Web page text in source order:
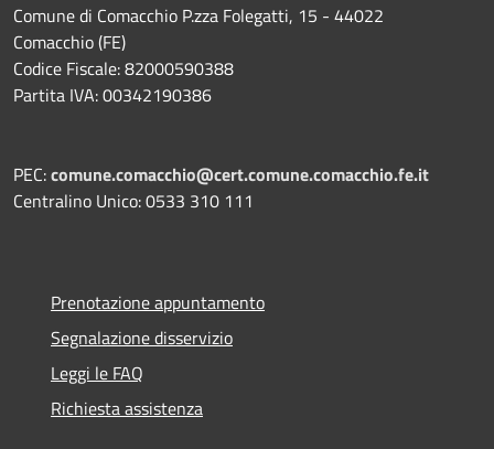
Comune di Comacchio P.zza Folegatti, 15 - 44022
Comacchio (FE)
Codice Fiscale: 82000590388
Partita IVA: 00342190386
PEC:comune.comacchio@cert.comune.comacchio.fe.it
Centralino Unico: 0533 310 111
Prenotazione appuntamento
Segnalazione disservizio
Leggi le FAQ
Richiesta assistenza